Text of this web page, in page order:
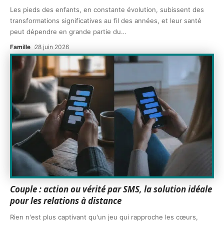
Les pieds des enfants, en constante évolution, subissent des
transformations significatives au fil des années, et leur santé
peut dépendre en grande partie du…
Famille 28 juin 2026
Couple : action ou vérité par SMS, la solution idéale
pour les relations à distance
Rien n'est plus captivant qu'un jeu qui rapproche les cœurs,